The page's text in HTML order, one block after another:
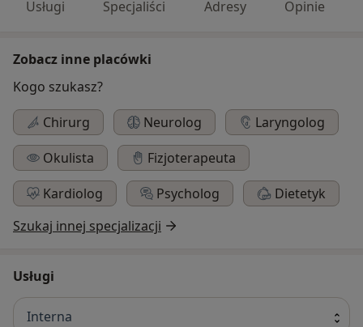
Usługi Specjaliści Adresy Opinie
Zobacz inne placówki
Kogo szukasz?
Chirurg
Neurolog
Laryngolog
Okulista
Fizjoterapeuta
Kardiolog
Psycholog
Dietetyk
Szukaj innej specjalizacji
Usługi
Interna